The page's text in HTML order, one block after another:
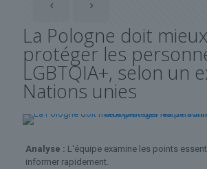
La Pologne doit mieux
protéger les
LGBTQIA+, selon un
Nations unies
Analyse : L'équipe examine les points
informer rapidement.